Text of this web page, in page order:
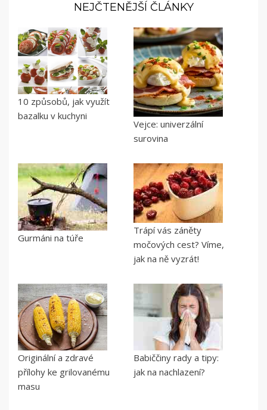
NEJČTENĚJŠÍ ČLÁNKY
10 způsobů, jak využít
bazalku v kuchyni
Vejce: univerzální
surovina
Gurmáni na túře
Trápí vás záněty
močových cest? Víme,
jak na ně vyzrát!
Originální a zdravé
přílohy ke grilovanému
masu
Babiččiny rady a tipy:
jak na nachlazení?